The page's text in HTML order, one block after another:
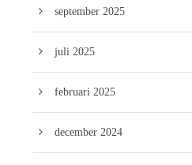
september 2025
juli 2025
februari 2025
december 2024